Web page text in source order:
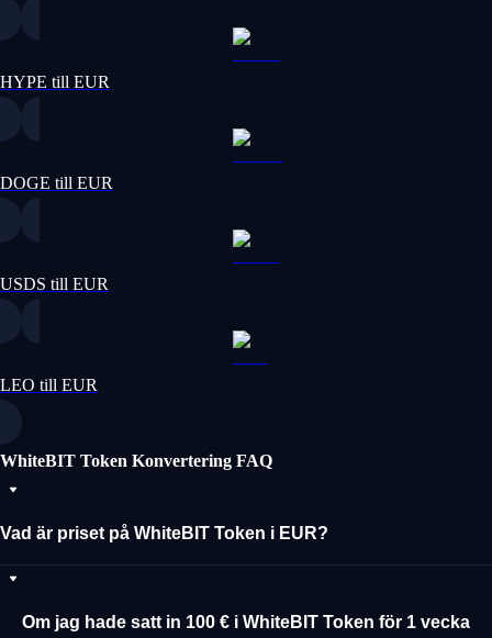
HYPE till EUR
DOGE till EUR
USDS till EUR
LEO till EUR
WhiteBIT Token Konvertering FAQ
Vad är priset på WhiteBIT Token i EUR?
Om jag hade satt in 100 € i WhiteBIT Token för 1 vecka